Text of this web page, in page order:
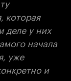
которая
деле у них
начала
уже
и